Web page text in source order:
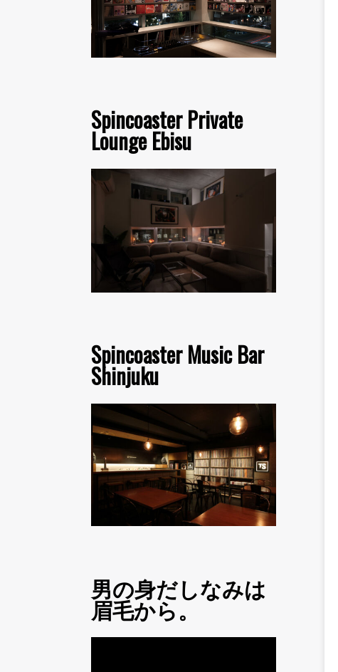
Spincoaster Private
Lounge Ebisu
Spincoaster Music Bar
Shinjuku
男の身だしなみは
眉毛から。